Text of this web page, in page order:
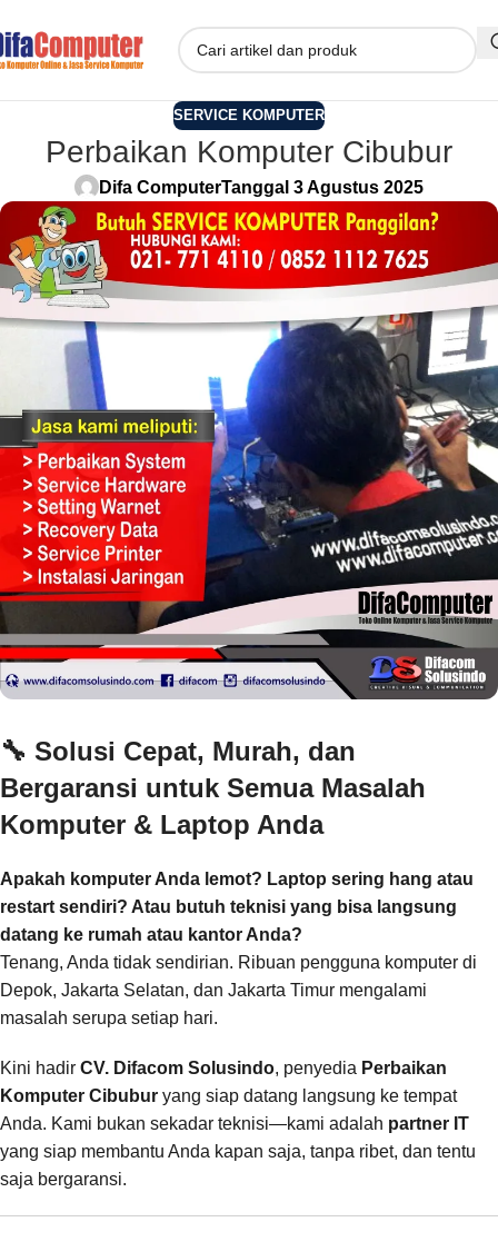
SERVICE KOMPUTER
Perbaikan Komputer Cibubur
Difa ComputerTanggal 3 Agustus 2025
🔧 Solusi Cepat, Murah, dan
Bergaransi untuk Semua Masalah
Komputer & Laptop Anda
Apakah komputer Anda lemot? Laptop sering hang atau
restart sendiri? Atau butuh teknisi yang bisa langsung
datang ke rumah atau kantor Anda?
Tenang, Anda tidak sendirian. Ribuan pengguna komputer di
Depok, Jakarta Selatan, dan Jakarta Timur mengalami
masalah serupa setiap hari.
Kini hadir CV. Difacom Solusindo, penyedia Perbaikan
Komputer Cibubur yang siap datang langsung ke tempat
Anda. Kami bukan sekadar teknisi—kami adalah partner IT
yang siap membantu Anda kapan saja, tanpa ribet, dan tentu
saja bergaransi.